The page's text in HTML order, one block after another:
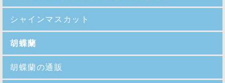
シャインマスカット
胡蝶蘭
胡蝶蘭の通販